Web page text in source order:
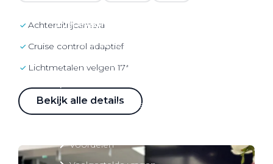
Over elektrisch rijden
Over elektrisch rijden
Bijtelling en belastingvoordelen
Shuttel laadoplossingen
Voordelen
achteruitrijcamera
cruise control adaptief
lichtmetalen velgen 17"
Bekijk alle details